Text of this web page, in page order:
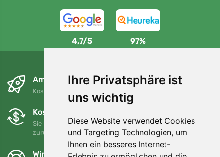
Ihre Privatsphäre ist
uns wichtig
Diese Website verwendet Cookies
und Targeting Technologien, um
Ihnen ein besseres Internet-
4,7/5 97%
Am nächsten Tag und kostenlos
Kostenloser Versand für Bestellungen über 80 EUR
Kostenloser Umtausch und Rückgabe
Sie können Ihre Bestellung jederzeit innerhalb von 90 Tagen
zurückgeben oder umtauschen.
Wir unterstützen Trees.org